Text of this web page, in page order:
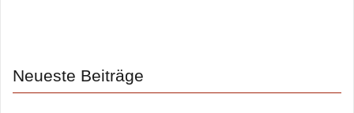
Neueste Beiträge